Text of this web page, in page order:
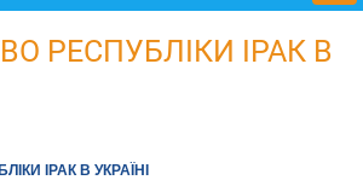
РЕСПУБЛІКИ ІРАК В
ІРАК В УКРАЇНІ